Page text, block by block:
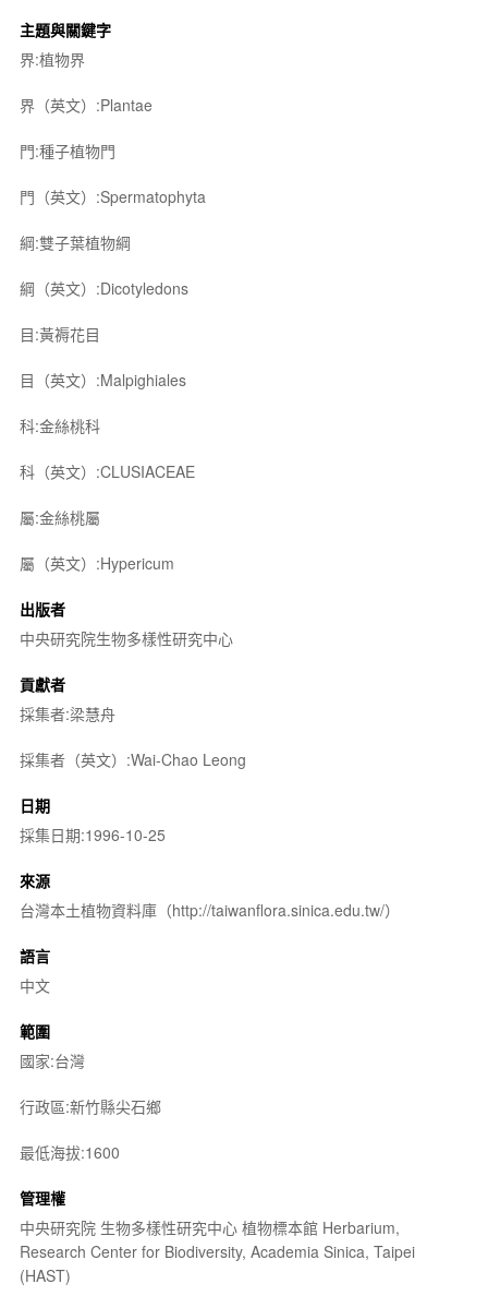
主題與關鍵字
界:植物界
界（英文）:Plantae
門:種子植物門
門（英文）:Spermatophyta
綱:雙子葉植物綱
綱（英文）:Dicotyledons
目:黃褥花目
目（英文）:Malpighiales
科:金絲桃科
科（英文）:CLUSIACEAE
屬:金絲桃屬
屬（英文）:Hypericum
出版者
中央研究院生物多樣性研究中心
貢獻者
採集者:梁慧舟
採集者（英文）:Wai-Chao Leong
日期
採集日期:1996-10-25
來源
台灣本土植物資料庫（http://taiwanflora.sinica.edu.tw/）
語言
中文
範圍
國家:台灣
行政區:新竹縣尖石鄉
最低海拔:1600
管理權
中央研究院 生物多樣性研究中心 植物標本館 Herbarium,
Research Center for Biodiversity, Academia Sinica, Taipei
(HAST)